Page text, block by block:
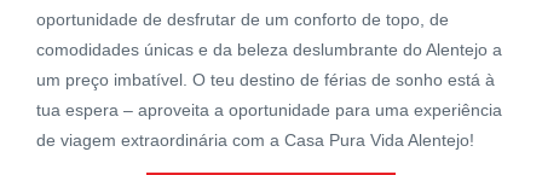
oportunidade de desfrutar de um conforto de topo, de
comodidades únicas e da beleza deslumbrante do Alentejo a
um preço imbatível. O teu destino de férias de sonho está à
tua espera – aproveita a oportunidade para uma experiência
de viagem extraordinária com a Casa Pura Vida Alentejo!